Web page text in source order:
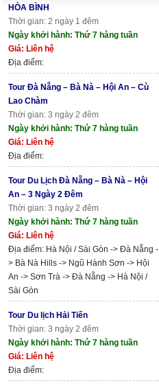
HÒA BÌNH
Thời gian: 2 ngày 1 đêm
Ngày khởi hành: Thứ 7 hàng tuần
Giá: Liên hệ
Địa điểm:
Tour Đà Nẵng – Bà Nà – Hội An – Cù
Lao Chàm
Thời gian: 3 ngày 2 đêm
Ngày khởi hành: Thứ 7 hàng tuần
Giá: Liên hệ
Địa điểm:
Tour Du Lịch Đà Nẵng – Bà Nà – Hội
An – 3 Ngày 2 Đêm
Thời gian: 3 ngày 2 đêm
Ngày khởi hành: Thứ 7 hàng tuần
Giá: Liên hệ
Địa điểm: Hà Nội / Sài Gòn -> Đà Nẵng -
> Bà Nà Hills -> Ngũ Hành Sơn -> Hội
An -> Sơn Trà -> Đà Nẵng -> Hà Nội /
Sài Gòn
Tour Du lịch Hải Tiến
Thời gian: 3 ngày 2 đêm
Ngày khởi hành: Thứ 7 hàng tuần
Giá: Liên hệ
Địa điểm: